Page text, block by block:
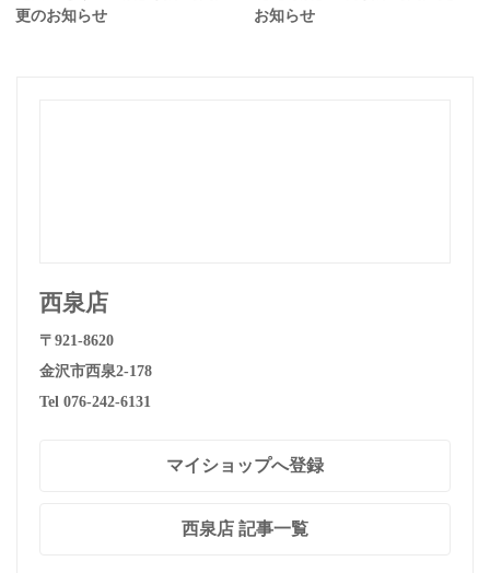
更のお知らせ
お知らせ
西泉店
〒921-8620
金沢市西泉2-178
Tel 076-242-6131
マイショップへ登録
西泉店 記事一覧